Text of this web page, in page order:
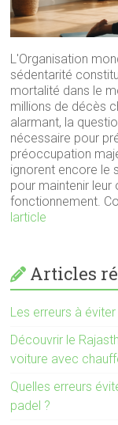
L'Organisation
sédentarité
mortalité dans le
millions de décès
alarmant, la
nécessaire pour
préoccupation
ignorent encore le
pour maintenir
fonctionnement.
larticle
Articles
Les erreurs à
Découvrir le
voiture avec
Quelles erreurs
padel ?